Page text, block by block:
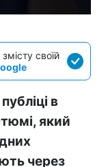
своїй
в
який
через